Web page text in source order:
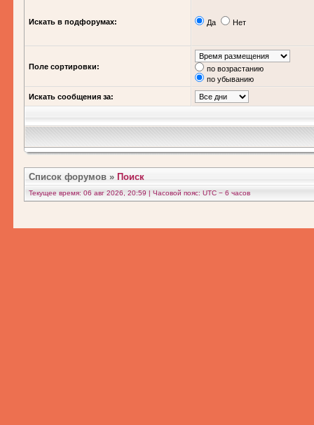
Искать в подфорумах: Да Нет
Поле сортировки:
по возрастанию
по убыванию
Искать сообщения за:
Список форумов » Поиск
Текущее время: 06 авг 2026, 20:59 | Часовой пояс: UTC − 6 часов